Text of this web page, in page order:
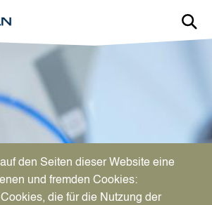
für Unternehmen
den Seiten dieser Website eine
und fremden Cookies:
die für die Nutzung der